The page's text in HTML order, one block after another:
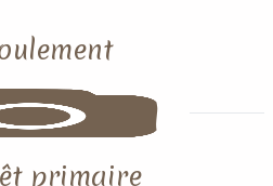
primaire